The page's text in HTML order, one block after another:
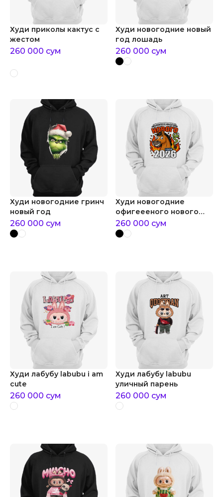
Худи приколы кактус с
жестом
260 000 сум
Худи новогодние новый
год лошадь
260 000 сум
Худи новогодние гринч
новый год
260 000 сум
Худи новогодние
офигеееного нового
года
260 000 сум
Худи лабубу labubu i am
cute
260 000 сум
Худи лабубу labubu
уличный парень
260 000 сум